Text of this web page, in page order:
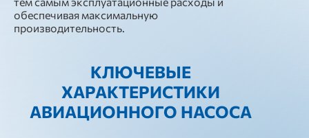
обеспечивая максимальную
производительность.
КЛЮЧЕВЫЕ
ХАРАКТЕРИСТИКИ
АВИАЦИОННОГО НАСОСА